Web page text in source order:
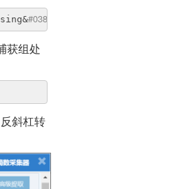
#038;utm_medium=....
获组处
斜杠转